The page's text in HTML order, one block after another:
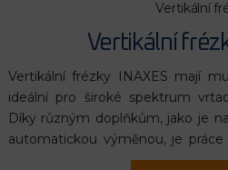
Vertikální
Vertikální
Vertikální frézky INAXES mají
ideální pro široké spektrum
Díky různým doplňkům, jako je
automatickou výměnou, je
zjednodušena a zefektivněna.